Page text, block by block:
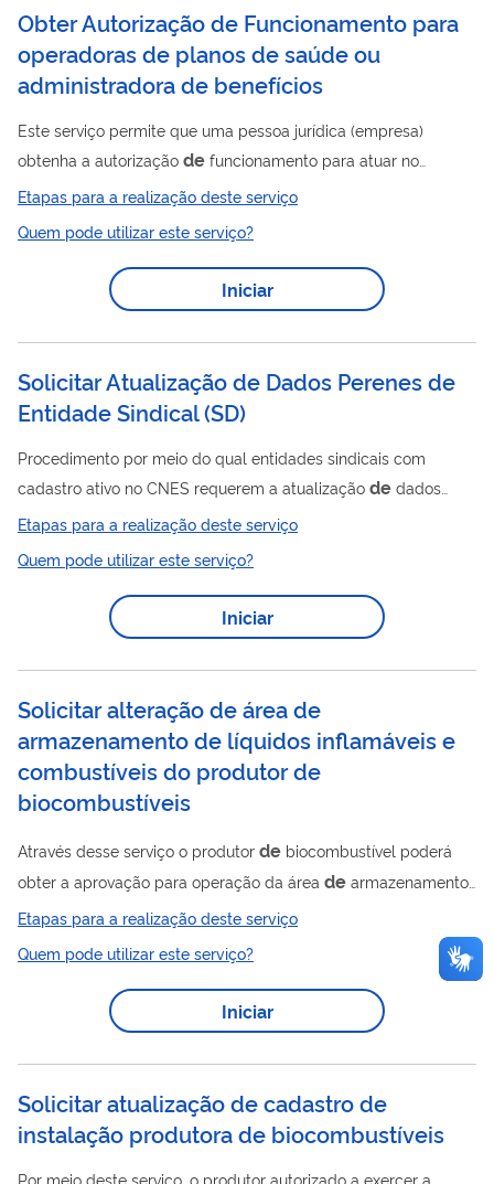
Obter Autorização de Funcionamento para
operadoras de planos de saúde ou
administradora de benefícios
Este serviço permite que uma pessoa jurídica (empresa)
obtenha a autorização de funcionamento para atuar no
mercado regulado pela Agência Nacional
Suplementar (ANS), o setor
de
saúde suplementar. Com a
autorização, a empresa poderá iniciar suas atividades como
deplano
saúde, inclusive na modalidade
AdministradoradeBenefícios. Acesse aqui a Cartilha
“AutorizaçãodeFuncionamento” ou clique aqui para saber
Etapas para a realização deste serviço
Quem pode utilizar este serviço?
Iniciar
Solicitar Atualização de Dados Perenes de
Entidade Sindical(SD)
Procedimento por meio do qual entidades sindicais com
cadastro ativo no CNES requerem a atualização de dados
referentes à localização (correio eletrônico, endereço,
endereço eletrônico e telefone), composição da diretoria e
filiação, quando houver.
Etapas para a realização deste serviço
Quem pode utilizar este serviço?
Iniciar
Solicitar alteração de área de
armazenamento de líquidos inflamáveis e
combustíveis do produtor de
biocombustíveis
Através desse serviço o produtor de biocombustível poderá
obter a aprovação para operação da área de armazenamento
delíquidos inflamáveis e combustíveis
produtoras quando houver a ampliação ou redução
sua
armazenamento, ou quando houver a troca de
produto armazenado menor risco para um produto
maior risco. Mais informações estão disponíveis no endereço...
Etapas para a realização deste serviço
Quem pode utilizar este serviço?
Iniciar
Solicitar atualização de cadastro de
instalação produtora de biocombustíveis
Por meio deste serviço, o produtor autorizado a exercer a